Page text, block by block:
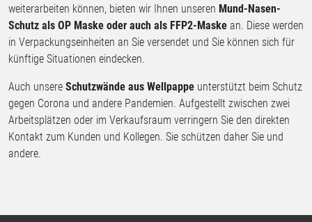
weiterarbeiten können, bieten wir Ihnen unseren Mund-Nasen-
Schutz als OP Maske oder auch als FFP2-Maske an. Diese werden
in Verpackungseinheiten an Sie versendet und Sie können sich für
künftige Situationen eindecken.
Auch unsere Schutzwände aus Wellpappe unterstützt beim Schutz
gegen Corona und andere Pandemien. Aufgestellt zwischen zwei
Arbeitsplätzen oder im Verkaufsraum verringern Sie den direkten
Kontakt zum Kunden und Kollegen. Sie schützen daher Sie und
andere.